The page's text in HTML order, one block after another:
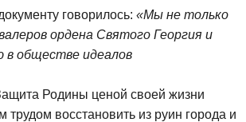
говорилось: «Мы не только
ордена Святого Георгия и
в обществе идеалов
ащита Родины ценой своей жизни
трудом восстановить из руин города и